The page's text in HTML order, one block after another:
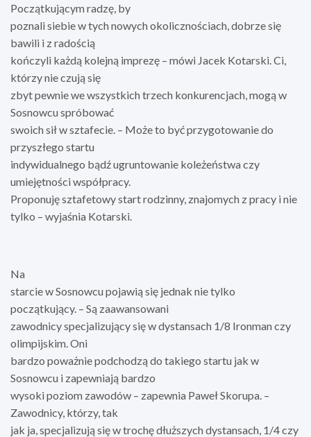
Początkującym radzę, by
poznali siebie w tych nowych okolicznościach, dobrze się
bawili i z radością
kończyli każdą kolejną imprezę – mówi Jacek Kotarski. Ci,
którzy nie czują się
zbyt pewnie we wszystkich trzech konkurencjach, mogą w
Sosnowcu spróbować
swoich sił w sztafecie. – Może to być przygotowanie do
przyszłego startu
indywidualnego bądź ugruntowanie koleżeństwa czy
umiejętności współpracy.
Proponuję sztafetowy start rodzinny, znajomych z pracy i nie
tylko – wyjaśnia Kotarski.
Na
starcie w Sosnowcu pojawią się jednak nie tylko
początkujący. – Są zaawansowani
zawodnicy specjalizujący się w dystansach 1/8 Ironman czy
olimpijskim. Oni
bardzo poważnie podchodzą do takiego startu jak w
Sosnowcu i zapewniają bardzo
wysoki poziom zawodów – zapewnia Paweł Skorupa. –
Zawodnicy, którzy, tak
jak ja, specjalizują się w trochę dłuższych dystansach, 1/4 czy